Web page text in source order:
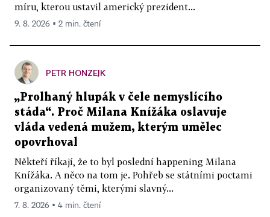
míru, kterou ustavil americký prezident...
9. 8. 2026 ▪ 2 min. čtení
PETR HONZEJK
„Prolhaný hlupák v čele nemyslícího
stáda“. Proč Milana Knížáka oslavuje
vláda vedená mužem, kterým umělec
opovrhoval
Někteří říkají, že to byl poslední happening Milana
Knížáka. A něco na tom je. Pohřeb se státními poctami
organizovaný těmi, kterými slavný...
7. 8. 2026 ▪ 4 min. čtení